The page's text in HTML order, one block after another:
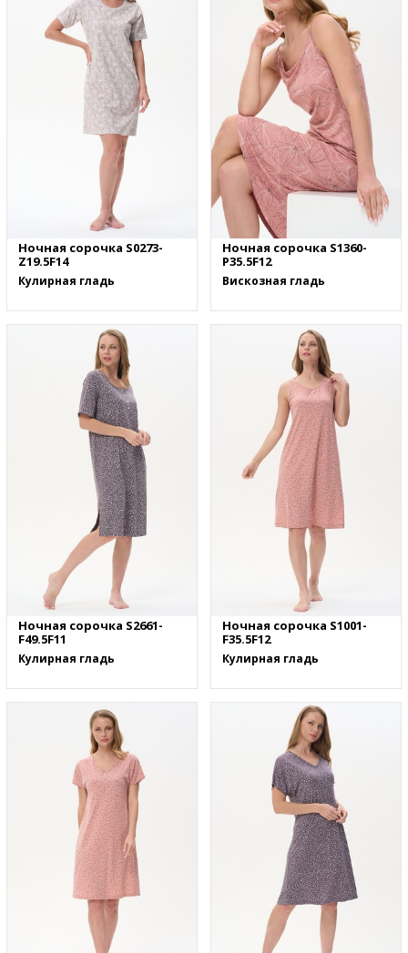
Ночная сорочка S0273-
Z19.5F14
Кулирная гладь
Ночная сорочка S1360-
P35.5F12
Вискозная гладь
Ночная сорочка S2661-
F49.5F11
Кулирная гладь
Ночная сорочка S1001-
F35.5F12
Кулирная гладь